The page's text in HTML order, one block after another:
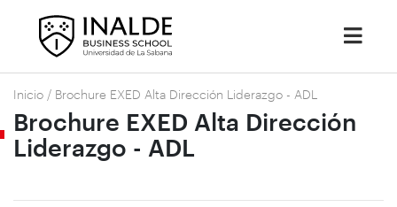
Inicio / Brochure EXED Alta Dirección Liderazgo - ADL
Brochure EXED Alta Dirección
Liderazgo - ADL